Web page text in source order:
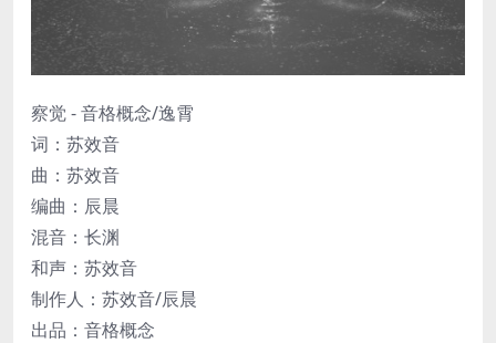
察觉 - 音格概念/逸霄
词：苏效音
曲：苏效音
编曲：辰晨
混音：长渊
和声：苏效音
制作人：苏效音/辰晨
出品：音格概念